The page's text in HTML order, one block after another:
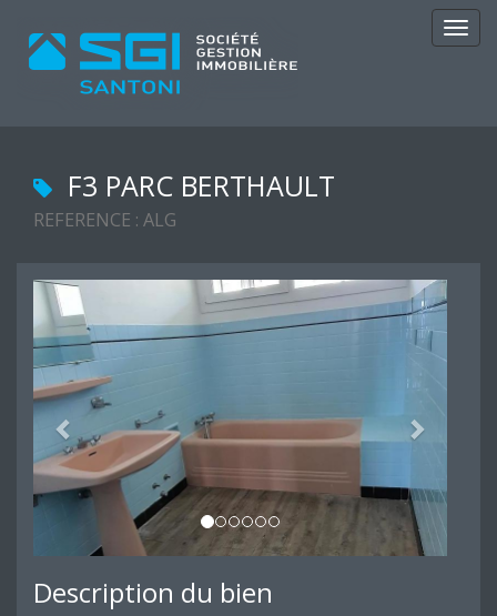
F3 PARC BERTHAULT
REFERENCE : ALG
Description du bien